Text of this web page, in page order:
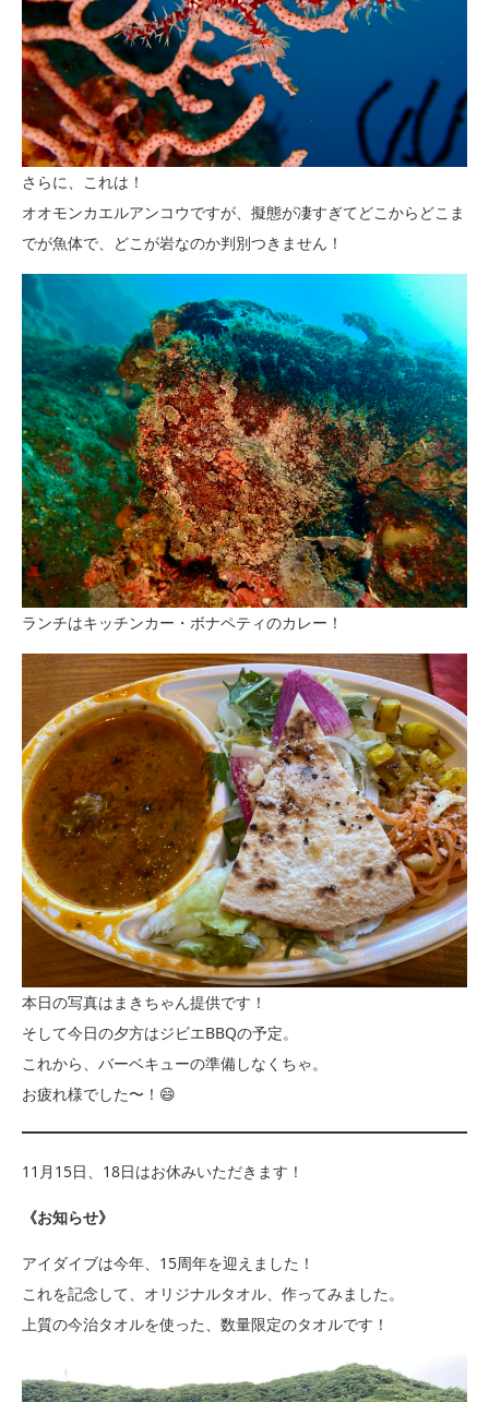
さらに、これは！
オオモンカエルアンコウですが、擬態が凄すぎてどこからどこま
でが魚体で、どこが岩なのか判別つきません！
ランチはキッチンカー・ボナペティのカレー！
本日の写真はまきちゃん提供です！
そして今日の夕方はジビエBBQの予定。
これから、バーベキューの準備しなくちゃ。
お疲れ様でした〜！😄
11月15日、18日はお休みいただきます！
《お知らせ》
アイダイブは今年、15周年を迎えました！
これを記念して、オリジナルタオル、作ってみました。
上質の今治タオルを使った、数量限定のタオルです！